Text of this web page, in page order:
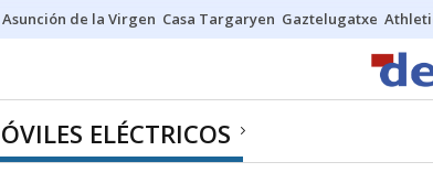
Asunción de la Virgen Casa Targaryen Gaztelugatxe
ELÉCTRICOS